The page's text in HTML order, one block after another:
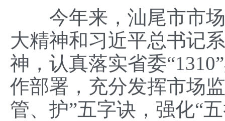
今年来，汕尾市市场
大精神和习近平总书记
神，认真落实省委
作部署，充分发挥市场
管、护”五字诀，强化“